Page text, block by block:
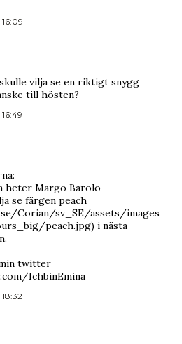
vilja se en riktigt snygg
till hösten?
heter Margo Barolo
se färgen peach
Corian/sv_SE/assets/images
peach.jpg) i nästa
twitter
IchbinEmina